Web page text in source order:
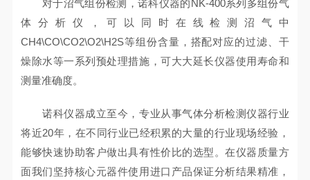
对于沼气组份检测，诺科仪器的NK-400系列多组份气
体分析仪，可以同时在线检测沼气中
CH4\CO\CO2\O2\H2S等组份含量，搭配对应的过滤、干
燥除水等一系列预处理措施，可大大延长仪器使用寿命和
测量准确度。
诺科仪器成立至今，专业从事气体分析检测仪器行业
将近20年，在不同行业已经积累的大量的行业现场经验，
能够快速协助客户做出具有性价比的选型。在仪器质量方
面我们坚持核心元器件使用进口产品保证分析结果精准，